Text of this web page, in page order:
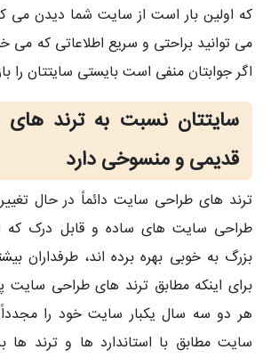
که اولین بار است از سایت شما دیدن می
می توانید براحتی و سریع اطلاعاتی که می
اگر جوابتان منفی است بایستی سایتتان را
سایتتان نسبت به ترند
قدیمی و منسوخی دارد
ترند های طراحی سایت دائماً در حال
طراحی سایت های ساده و قابل درک که
بزرگ به خوبی بهره برده اند، طرفداران
برای اینکه مطابق ترند های طراحی سایت
هر دو سه سال یکبار سایت خود را
سایت مطابق با استاندارد ها و ترند